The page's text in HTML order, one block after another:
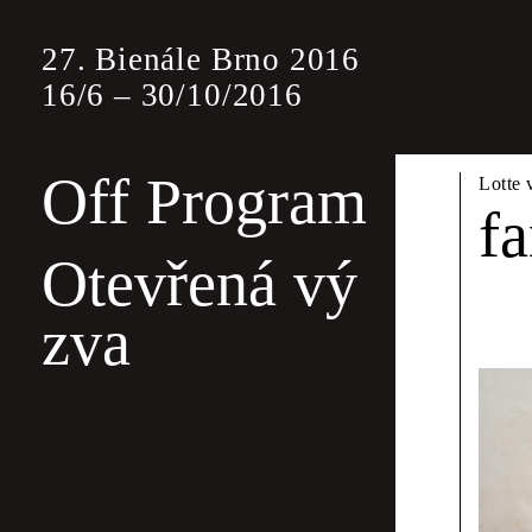
27. Bienále Brno 2016
16/6 – 30/10/2016
Off Program
Otevřená vý
zva
Lotte